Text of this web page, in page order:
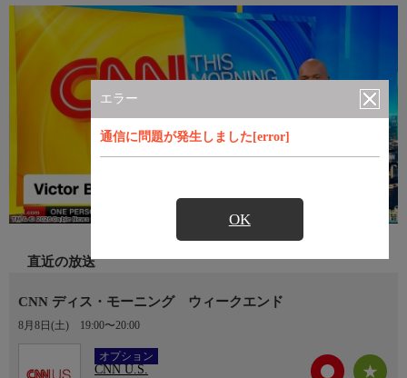
エラー
通信に問題が発生しました[error]
OK
直近の放送
CNN ディス・モーニング ウィークエンド
8月8日(土) 19:00〜20:00
オプション
Ch.304
CNN U.S.